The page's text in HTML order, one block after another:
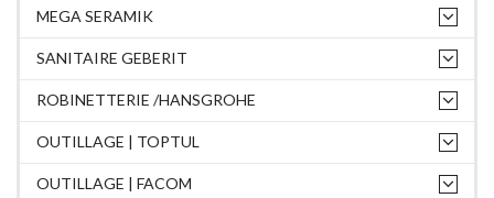
MEGA SERAMIK
SANITAIRE GEBERIT
ROBINETTERIE /HANSGROHE
OUTILLAGE | TOPTUL
OUTILLAGE | FACOM